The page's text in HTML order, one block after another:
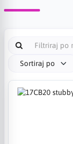
Sortiraj po